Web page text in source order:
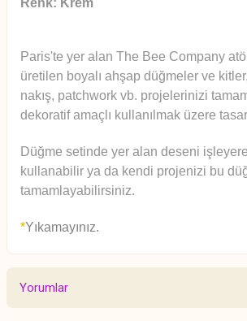
Renk: Krem
Paris'te yer alan The Bee Company
üretilen boyalı ahşap düğmeler ve
nakış, patchwork vb. projelerinizi
dekoratif amaçlı kullanılmak üzere
Düğme setinde yer alan deseni
kullanabilir ya da kendi projenizi bu
tamamlayabilirsiniz.
*Yıkamayınız.
Yorumlar